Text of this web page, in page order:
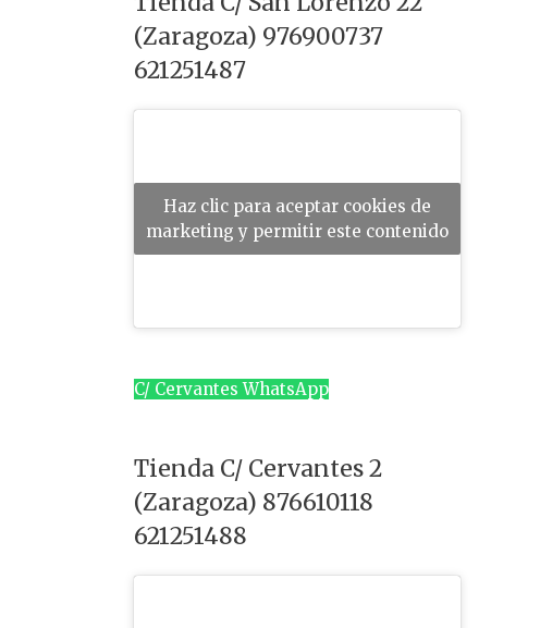
(Zaragoza) 976900737
621251487
Haz clic para aceptar cookies de
marketing y permitir este contenido
C/ Cervantes WhatsApp
Tienda C/ Cervantes 2
(Zaragoza) 876610118
621251488